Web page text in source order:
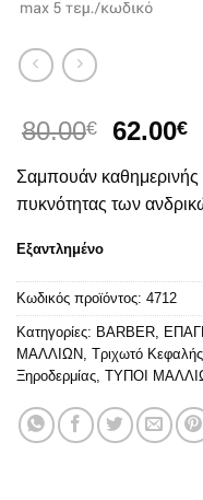
80.00€
Original
was:
80.00€.
62.00€Η
Σαμπουάν καθημερινής
πυκνότητας των
Εξαντλημένο
Κωδικός προϊόντος: 4712
Κατηγορίες: BARBER,
ΜΑΛΛΙΩΝ, Τριχωτό
Ξηροδερμίας, ΤΥΠΟΙ